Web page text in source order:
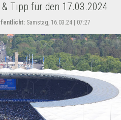
Tipp für den 17.03.2024
Samstag, 16.03.24 | 07:27